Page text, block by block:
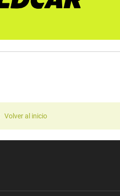
Volver al inicio